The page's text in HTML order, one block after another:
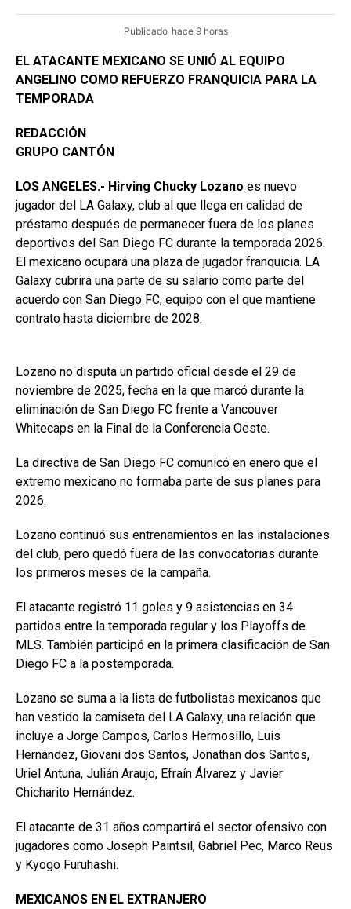
Publicado hace 9 horas
EL ATACANTE MEXICANO SE UNIÓ AL EQUIPO
ANGELINO COMO REFUERZO FRANQUICIA PARA LA
TEMPORADA
REDACCIÓN
GRUPO CANTÓN
LOS ANGELES.- Hirving Chucky Lozano es nuevo
jugador del LA Galaxy, club al que llega en calidad de
préstamo después de permanecer fuera de los planes
deportivos del San Diego FC durante la temporada 2026.
El mexicano ocupará una plaza de jugador franquicia. LA
Galaxy cubrirá una parte de su salario como parte del
acuerdo con San Diego FC, equipo con el que mantiene
contrato hasta diciembre de 2028.
Lozano no disputa un partido oficial desde el 29 de
noviembre de 2025, fecha en la que marcó durante la
eliminación de San Diego FC frente a Vancouver
Whitecaps en la Final de la Conferencia Oeste.
La directiva de San Diego FC comunicó en enero que el
extremo mexicano no formaba parte de sus planes para
2026.
Lozano continuó sus entrenamientos en las instalaciones
del club, pero quedó fuera de las convocatorias durante
los primeros meses de la campaña.
El atacante registró 11 goles y 9 asistencias en 34
partidos entre la temporada regular y los Playoffs de
MLS. También participó en la primera clasificación de San
Diego FC a la postemporada.
Lozano se suma a la lista de futbolistas mexicanos que
han vestido la camiseta del LA Galaxy, una relación que
incluye a Jorge Campos, Carlos Hermosillo, Luis
Hernández, Giovani dos Santos, Jonathan dos Santos,
Uriel Antuna, Julián Araujo, Efraín Álvarez y Javier
Chicharito Hernández.
El atacante de 31 años compartirá el sector ofensivo con
jugadores como Joseph Paintsil, Gabriel Pec, Marco Reus
y Kyogo Furuhashi.
MEXICANOS EN EL EXTRANJERO